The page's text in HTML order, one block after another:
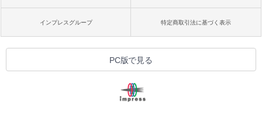
インプレスグループ 特定商取引法に基づく表示
PC版で見る